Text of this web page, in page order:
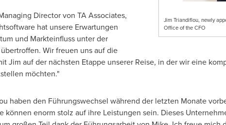
Jim Triandiflou, newly
Office of the CFO
Director von TA Associates,
hat unsere Erwartungen
und Markteinfluss unter der
Wir freuen uns auf die
Jim auf der nächsten Etappe unserer Reise, in der wir eine
möchten."
haben den Führungswechsel während der letzten Monate
können enorm stolz auf ihre Leistungen sein. Dieses